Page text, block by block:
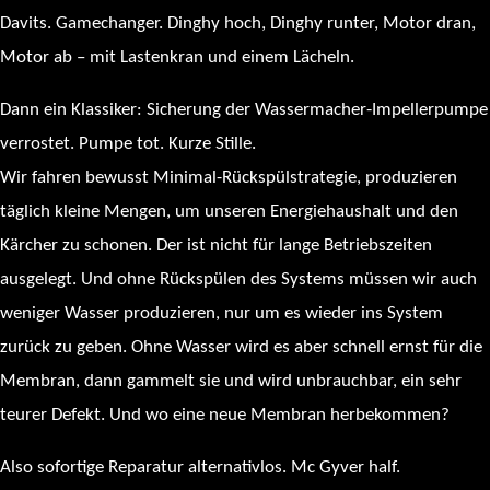
Davits. Gamechanger. Dinghy hoch, Dinghy runter, Motor dran,
Motor ab – mit Lastenkran und einem Lächeln.
Dann ein Klassiker: Sicherung der Wassermacher-Impellerpumpe
verrostet. Pumpe tot. Kurze Stille.
Wir fahren bewusst Minimal-Rückspülstrategie, produzieren
täglich kleine Mengen, um unseren Energiehaushalt und den
Kärcher zu schonen. Der ist nicht für lange Betriebszeiten
ausgelegt. Und ohne Rückspülen des Systems müssen wir auch
weniger Wasser produzieren, nur um es wieder ins System
zurück zu geben. Ohne Wasser wird es aber schnell ernst für die
Membran, dann gammelt sie und wird unbrauchbar, ein sehr
teurer Defekt. Und wo eine neue Membran herbekommen?
Also sofortige Reparatur alternativlos. Mc Gyver half.